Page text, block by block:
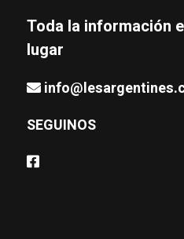
Toda la información
lugar
SEGUINOS